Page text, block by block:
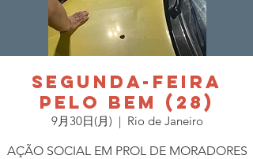
SEGUNDA-FEIRA
PELO BEM (28)
9月30日(月)
  |
Rio de Janeiro
AÇÃO SOCIAL EM PROL DE MORADORES